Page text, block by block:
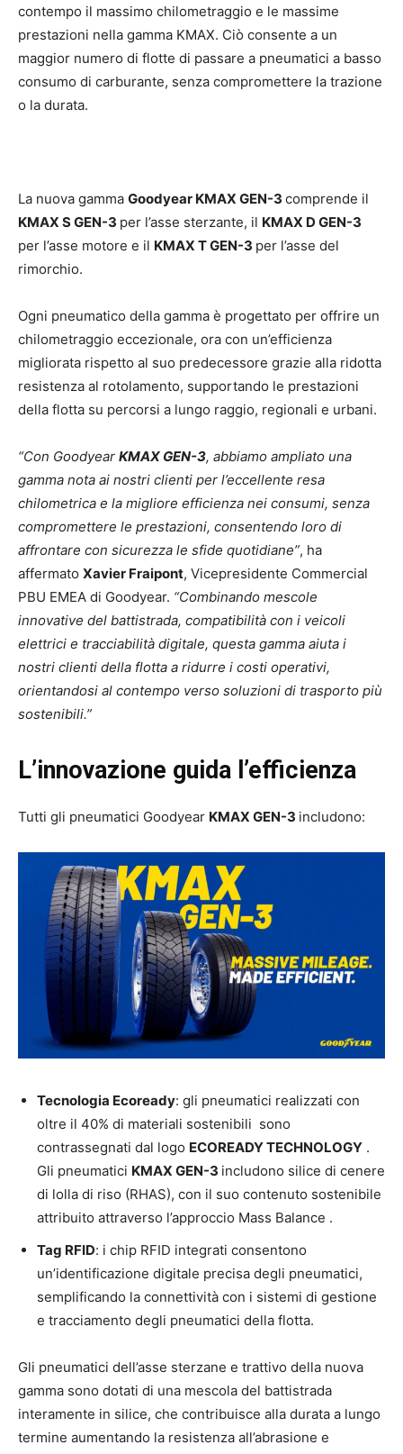
contempo il massimo chilometraggio e le massime
prestazioni nella gamma KMAX. Ciò consente a un
maggior numero di flotte di passare a pneumatici a basso
consumo di carburante, senza compromettere la trazione
o la durata.
La nuova gamma Goodyear KMAX GEN-3 comprende il
KMAX S GEN-3 per l’asse sterzante, il KMAX D GEN-3
per l’asse motore e il KMAX T GEN-3 per l’asse del
rimorchio.
Ogni pneumatico della gamma è progettato per offrire un
chilometraggio eccezionale, ora con un’efficienza
migliorata rispetto al suo predecessore grazie alla ridotta
resistenza al rotolamento, supportando le prestazioni
della flotta su percorsi a lungo raggio, regionali e urbani.
“Con Goodyear KMAX GEN-3, abbiamo ampliato una
gamma nota ai nostri clienti per l’eccellente resa
chilometrica e la migliore efficienza nei consumi, senza
compromettere le prestazioni, consentendo loro di
affrontare con sicurezza le sfide quotidiane”, ha
affermato Xavier Fraipont, Vicepresidente Commercial
PBU EMEA di Goodyear. “Combinando mescole
innovative del battistrada, compatibilità con i veicoli
elettrici e tracciabilità digitale, questa gamma aiuta i
nostri clienti della flotta a ridurre i costi operativi,
orientandosi al contempo verso soluzioni di trasporto più
sostenibili.”
L’innovazione guida l’efficienza
Tutti gli pneumatici Goodyear KMAX GEN-3 includono:
Tecnologia Ecoready: gli pneumatici realizzati con
oltre il 40% di materiali sostenibili sono
contrassegnati dal logo ECOREADY TECHNOLOGY .
Gli pneumatici KMAX GEN-3 includono silice di cenere
di lolla di riso (RHAS), con il suo contenuto sostenibile
attribuito attraverso l’approccio Mass Balance .
Tag RFID: i chip RFID integrati consentono
un’identificazione digitale precisa degli pneumatici,
semplificando la connettività con i sistemi di gestione
e tracciamento degli pneumatici della flotta.
Gli pneumatici dell’asse sterzane e trattivo della nuova
gamma sono dotati di una mescola del battistrada
interamente in silice, che contribuisce alla durata a lungo
termine aumentando la resistenza all’abrasione e